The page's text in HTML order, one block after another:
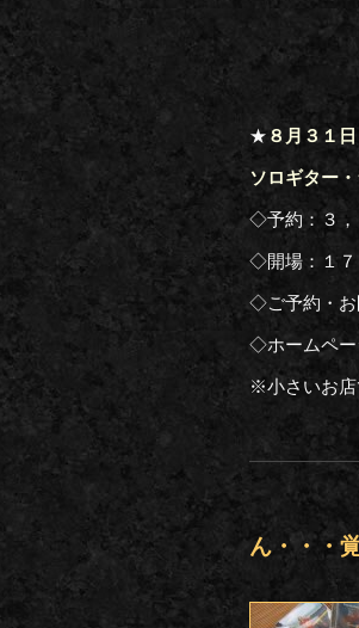
★ ８月３１
ソロギター
◇予約：３，
◇開場：１
◇ご予約・お
◇ホームペー
※小さいお店
ん・・・